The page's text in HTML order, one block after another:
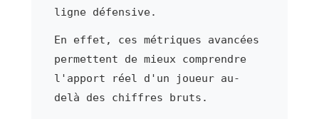
ligne défensive.
En effet, ces métriques avancées
permettent de mieux comprendre
l'apport réel d'un joueur au-
delà des chiffres bruts.